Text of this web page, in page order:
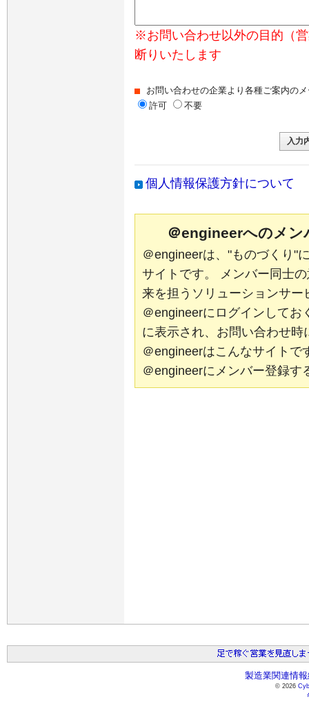
※お問い合わせ以外の目的（
断りいたします
お問い合わせの企業より各種ご案内の
許可
不要
個人情報保護方針について
＠engineerへのメン
＠engineerは、"ものづくり"
サイトです。 メンバー同士
来を担うソリューションサ
＠engineerにログインしてお
に表示され、お問い合わせ時
＠engineerはこんなサイ
＠engineerにメンバー登
製造業関連情
© 2026